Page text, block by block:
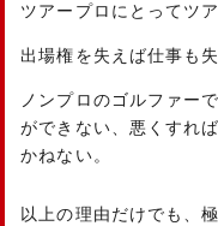
ツアープロにとってツ
出場権を失えば仕事も失
ノンプロのゴルファー
ができない、悪くすれ
かねない。
以上の理由だけでも、